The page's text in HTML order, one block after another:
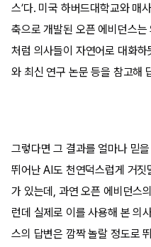
스’다. 미국 하버드대학교와
축으로 개발된 오픈 에비던스
처럼 의사들이 자연어로 대화
와 최신 연구 논문 등을 참고해
그렇다면 그 결과를 얼마나 믿
뛰어난 AI도 천연덕스럽게 거
가 있는데, 과연 오픈 에비던스
런데 실제로 이를 사용해 본 의
스의 답변은 깜짝 놀랄 정도로